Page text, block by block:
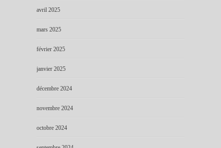
avril 2025
mars 2025
février 2025
janvier 2025
décembre 2024
novembre 2024
octobre 2024